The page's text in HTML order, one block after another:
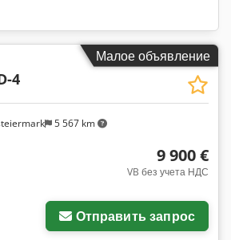
Малое объявление
5 567 km
4
9 900 €
VB без учета НДС
Отправить запрос